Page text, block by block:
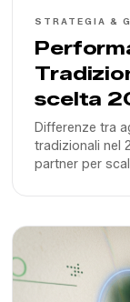
STRATEGIA &
scelta
Differenze tra
tradizionali nel
partner per
stessa.